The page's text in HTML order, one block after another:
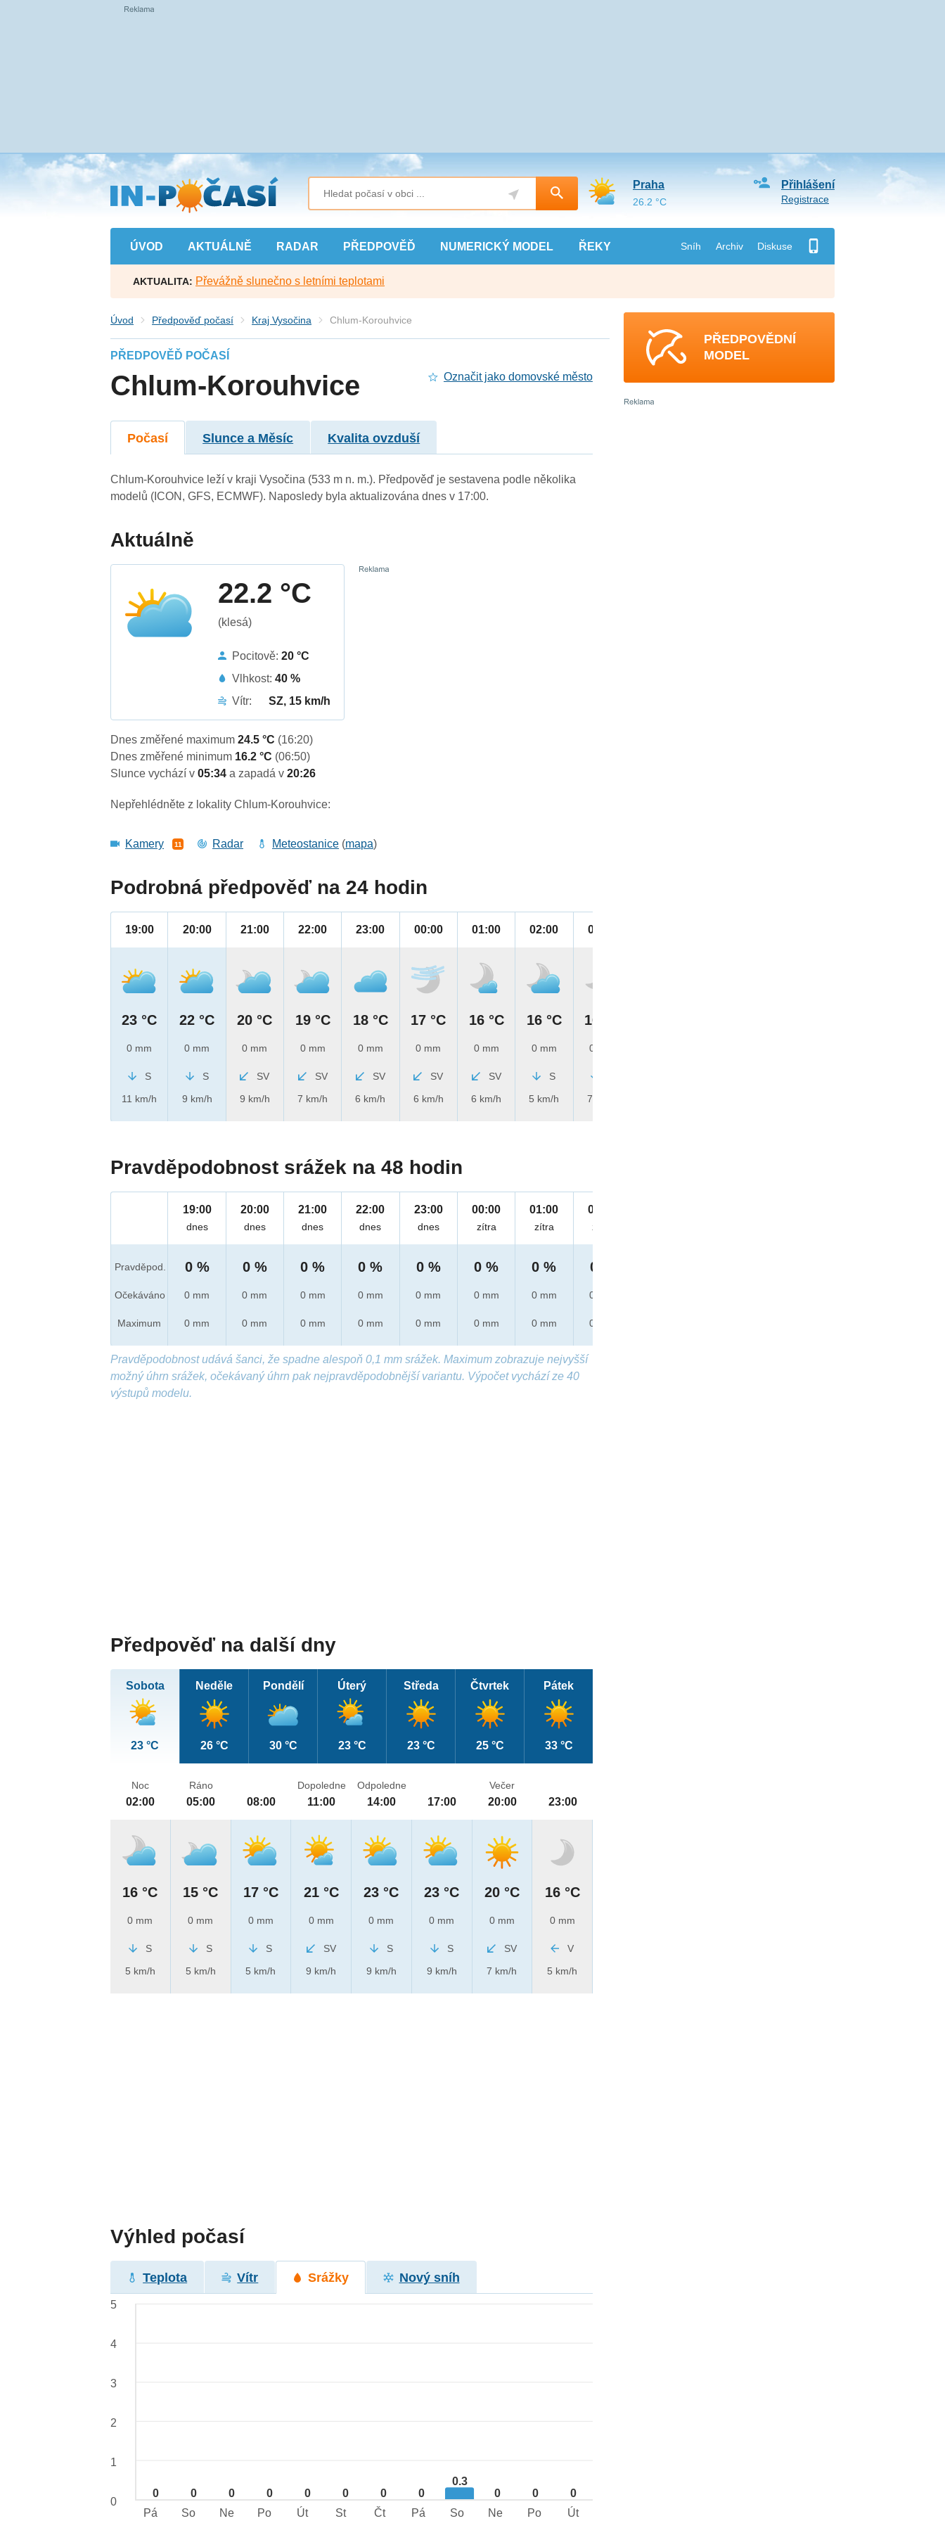
Přejít
na
hlavní
obsah
ÚVOD AKTUÁLNĚ RADAR PŘEDPOVĚĎ NUMERICKÝ MODEL ŘEKY Sníh Archiv Diskuse
Přihlášení
Registrace
Praha
26.2 °C
AKTUALITA: Převážně slunečno s letními teplotami
Úvod Předpověď počasí Kraj Vysočina Chlum-Korouhvice
PŘEDPOVĚĎ POČASÍ
Chlum-Korouhvice Označit jako domovské město
Počasí Slunce a Měsíc Kvalita ovzduší
Chlum-Korouhvice leží v kraji Vysočina (533 m n. m.). Předpověď je sestavena podle několika
modelů (ICON, GFS, ECMWF). Naposledy byla aktualizována dnes v 17:00.
Aktuálně
22.2 °C
(klesá)
Pocitově:20 °C
Vlhkost:40 %
Vítr:
SZ, 15 km/h
Dnes změřené maximum24.5 °C (16:20)
Dnes změřené minimum 16.2 °C (06:50)
Slunce vychází v05:34a zapadá v20:26
Nepřehlédněte z lokality Chlum-Korouhvice:
Kamery 11 Radar Meteostanice (mapa)
Podrobná předpověď na 24 hodin
19:00
23 °C
0 mm
S
11 km/h
20:00
22 °C
0 mm
S
9 km/h
21:00
20 °C
0 mm
SV
9 km/h
22:00
19 °C
0 mm
SV
7 km/h
23:00
18 °C
0 mm
SV
6 km/h
00:00
17 °C
0 mm
SV
6 km/h
01:00
16 °C
0 mm
SV
6 km/h
02:00
16 °C
0 mm
S
5 km/h
03:00
16 °C
0 mm
7 km/h
Pravděpodobnost srážek na 48 hodin
Pravděpod.
Očekáváno
Maximum
19:00
dnes
0 %
0 mm
0 mm
20:00
dnes
0 %
0 mm
0 mm
21:00
dnes
0 %
0 mm
0 mm
22:00
dnes
0 %
0 mm
0 mm
23:00
dnes
0 %
0 mm
0 mm
00:00
zítra
0 %
0 mm
0 mm
01:00
zítra
0 %
0 mm
0 mm
02:00
zítra
0 %
0 mm
0 mm
Pravděpodobnost udává šanci, že spadne alespoň 0,1 mm srážek. Maximum zobrazuje nejvyšší
možný úhrn srážek, očekávaný úhrn pak nejpravděpodobnější variantu. Výpočet vychází ze 40
výstupů modelu.
Předpověď na další dny
Sobota
23 °C
Neděle
26 °C
Pondělí
30 °C
Úterý
23 °C
Středa
23 °C
Čtvrtek
25 °C
Pátek
33 °C
Noc
02:00
16 °C
0 mm
S
5 km/h
Ráno
05:00
15 °C
0 mm
S
5 km/h
08:00
17 °C
0 mm
S
5 km/h
Dopoledne
11:00
21 °C
0 mm
SV
9 km/h
Odpoledne
14:00
23 °C
0 mm
S
9 km/h
17:00
23 °C
0 mm
S
9 km/h
Večer
20:00
20 °C
0 mm
SV
7 km/h
23:00
16 °C
0 mm
V
5 km/h
Výhled počasí
Teplota Vítr Srážky Nový sníh
0 0 0 0 0 0 0 0
0.3
0 0 0
5
4
3
2
1
0
Pá
So Ne Po Út St Čt Pá So Ne Po Út
PŘEDPOVĚDNÍ
MODEL